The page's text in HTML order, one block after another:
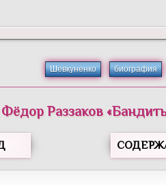
Шевкуненко биография
Фёдор Раззаков«